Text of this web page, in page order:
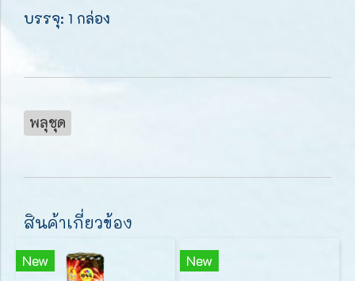
บรรจุ: 1 กล่อง
พลุชุด
สินค้าเกี่ยวข้อง
New New